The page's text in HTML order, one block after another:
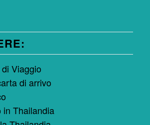
Viaggio
di arrivo
in Thailandia